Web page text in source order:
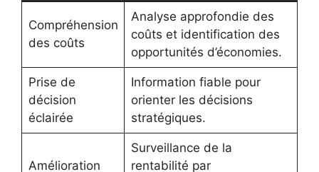
Compréhension
des coûts
Analyse approfondie des
coûts et identification des
opportunités d’économies.
Prise de
décision
éclairée
Information fiable pour
orienter les décisions
stratégiques.
Amélioration
Surveillance de la
rentabilité par